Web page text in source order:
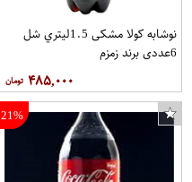
نوشابه کولا مشکی 1.5ليتري شل
6عددی برند زمزم
۴۸۵,۰۰۰
21%